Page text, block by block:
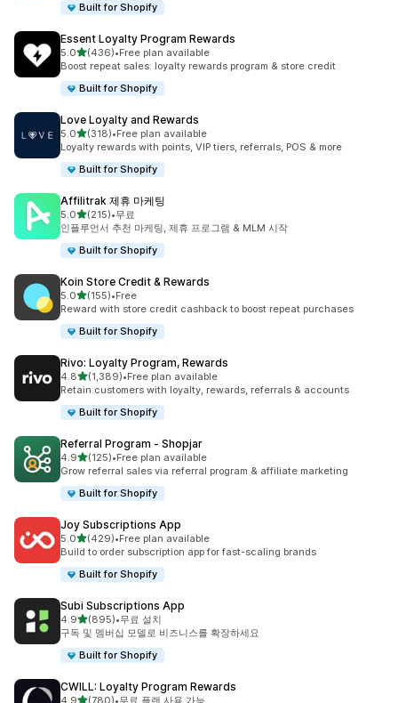
Built for Shopify
Essent Loyalty Program Rewards
5.0별 5개 중
(436)
총 리뷰 436개
•Free plan available
Boost repeat sales: loyalty rewards program & store credit
Built for Shopify
Love Loyalty and Rewards
5.0별 5개 중
(318)
총 리뷰 318개
•Free plan available
Loyalty rewards with points, VIP tiers, referrals, POS & more
Built for Shopify
Affilitrak 제휴 마케팅
5.0별 5개 중
(215)
총 리뷰 215개
•무료
인플루언서 추천 마케팅, 제휴 프로그램 & MLM 시작
Built for Shopify
Koin Store Credit & Rewards
5.0별 5개 중
(155)
총 리뷰 155개
•Free
Reward with store credit cashback to boost repeat purchases
Built for Shopify
Rivo: Loyalty Program, Rewards
4.8별 5개 중
(1,389)
총 리뷰 1389개
•Free plan available
Retain customers with loyalty, rewards, referrals & accounts
Built for Shopify
Referral Program ‑ Shopjar
4.9별 5개 중
(125)
총 리뷰 125개
•Free plan available
Grow referral sales via referral program & affiliate marketing
Built for Shopify
Joy Subscriptions App
5.0별 5개 중
(429)
총 리뷰 429개
•Free plan available
Build to order subscription app for fast-scaling brands
Built for Shopify
Subi Subscriptions App
4.9별 5개 중
(895)
총 리뷰 895개
•무료 설치
구독 및 멤버십 모델로 비즈니스를 확장하세요
Built for Shopify
CWILL: Loyalty Program Rewards
4.9별 5개 중
(780)•무료 플랜 사용 가능